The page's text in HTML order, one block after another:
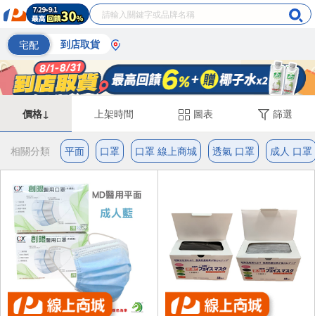
宅配 到店取貨
價格↓ 上架時間 圖表 篩選
相關分類 平面 口罩 口罩 線上商城 透氣 口罩 成人 口罩